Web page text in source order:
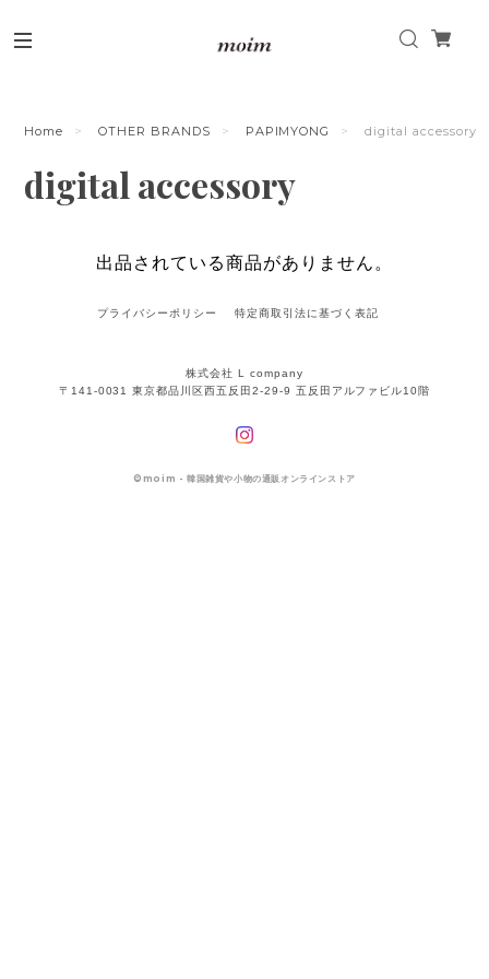
Home OTHER BRANDS PAPIMYONG digital accessory
digital accessory
出品されている商品がありません。
株式会社 L company
〒141-0031 東京都品川区西五反田2-29-9 五反田アルファビル10階
© moim - 韓国雑貨や小物の通販オンラインストア
プライバシーポリシー 特定商取引法に基づく表記